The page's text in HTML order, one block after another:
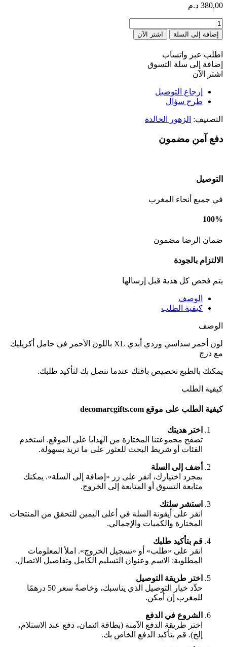
380,00 د.م
كمية
Beauty
red
إضافة إلى السلة اشتر الآن
اطلب عبر واتساب
إضافة إلى سلة التسوق
اشتر الآن
إرجاع التوصيل
طرح سؤال
التصنيف: الزهور الخالدة
دفع آمن مضمون
التوصيل
في جميع أنحاء المغرب
100%
ضمان الرضا مضمون
الالتزام بالجودة
يتم فحص كل هدية قبل إرسالها
الوصف
كيفية الطلب
الوصف
لون أحمر سداسي وردي أبدي XL باللون الأحمر في حامل أكريليك
مع درج
يمكنك بالطبع تخصيص باقتك عندما نتصل بك لتأكيد طلبك.
كيفية الطلب
كيفية الطلب على موقع decomarcgifts.com
اختر هديتك
تصفح مجموعتنا المختارة من الهدايا على الموقع. استخدم
الفئات أو شريط البحث للعثور على ما تريد بسهولة.
أضف إلى السلة
بمجرد اختيارك، انقر على زر «إضافة إلى السلة». يمكنك
متابعة التسوق أو المتابعة إلى الخروج.
استشر سلتك
انقر على أيقونة السلة في أعلى اليمين للتحقق من المنتجات
المختارة والكميات والإجمالي.
قم بتأكيد طلبك
انقر على «طلب» أو «تسجيل الخروج». املأ المعلومات
المطلوبة: الاسم وعنوان التسليم الكامل وتفاصيل الاتصال.
اختر طريقة التوصيل
حدِّد خيار التوصيل الذي يناسبك، وخاصةً سعر 50 درهمًا
للمغرب إن أمكن.
الشروع في الدفع
اختر طريقة الدفع الآمنة (بطاقة ائتمان، دفع عند الاستلام،
إلخ). قم بتأكيد الدفع الخاص بك.